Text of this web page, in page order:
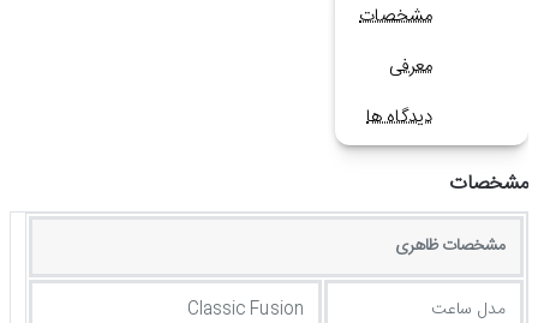
مشخصات
معرفی
دیدگاه ها
مشخصات
مشخصات ظاهری
مدل ساعت Classic Fusion